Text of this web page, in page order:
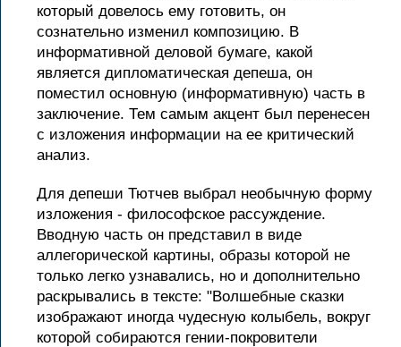
который довелось ему готовить, он
сознательно изменил композицию. В
информативной деловой бумаге, какой
является дипломатическая депеша, он
поместил основную (информативную) часть в
заключение. Тем самым акцент был перенесен
с изложения информации на ее критический
анализ.
Для депеши Тютчев выбрал необычную форму
изложения - философское рассуждение.
Вводную часть он представил в виде
аллегорической картины, образы которой не
только легко узнавались, но и дополнительно
раскрывались в тексте: "Волшебные сказки
изображают иногда чудесную колыбель, вокруг
которой собираются гении-покровители